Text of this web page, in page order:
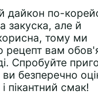
дайкон по-
закуска, але й
тому ми
рецепт вам
Спробуйте
безперечно
пікантний смак!